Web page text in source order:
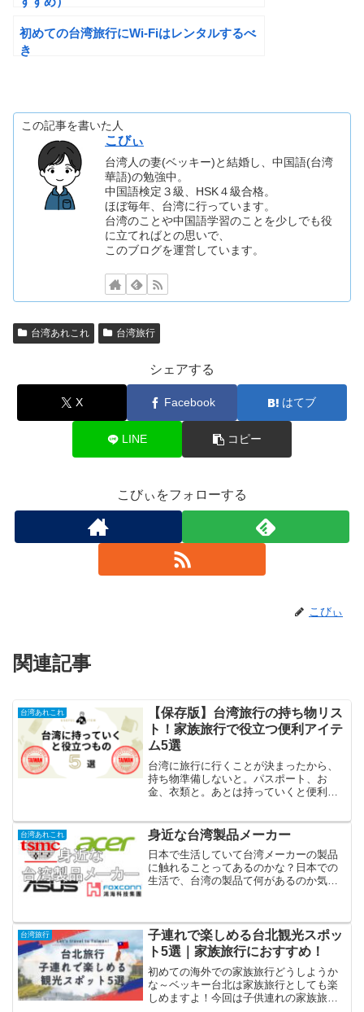
初めての台湾旅行にWi-Fiはレンタルするべ
き
この記事を書いた人
こびぃ
台湾人の妻(ベッキー)と結婚し、中国語(台湾
華語)の勉強中。
中国語検定３級、HSK４級合格。
ほぼ毎年、台湾に行っています。
台湾のことや中国語学習のことを少しでも役
に立てればとの思いで、
このブログを運営しています。
台湾あれこれ 台湾旅行
シェアする
X Facebook はてブ
LINE コピー
こびぃをフォローする
こびぃ
関連記事
台湾あれこれ
【保存版】台湾旅行の持ち物リス
ト！家族旅行で役立つ便利アイテ
ム5選
台湾に旅行に行くことが決まったから、
持ち物準備しないと。パスポート、お
金、衣類と。あとは持っていくと便利な
ね！「台湾旅行、何を持っていけばいい
んだろう？」初めての家族旅行...
台湾あれこれ 身近な台湾製品メーカー
日本で生活していて台湾メーカーの製品
に触れることってあるのかな？日本での
生活で、台湾の製品て何があるのか気に
するとニュースがありました。この
TSMCは台湾の企業です。...
台湾旅行
子連れで楽しめる台北観光スポッ
ト5選｜家族旅行におすすめ！
初めての海外での家族旅行どうしようか
な～ベッキー台北は家族旅行としても楽
しめますよ！今回は子供連れの家族旅行